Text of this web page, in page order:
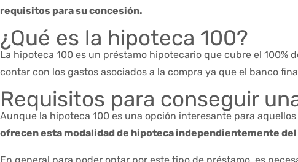
requisitos para su concesión.
¿Qué es la hipoteca 100?
La hipoteca 100 es un préstamo hipotecario que cubre el
contar con los gastos asociados a la compra ya que el banco
Requisitos para conseguir
Aunque la hipoteca 100 es una opción interesante para
ofrecen esta modalidad de hipoteca independientemente